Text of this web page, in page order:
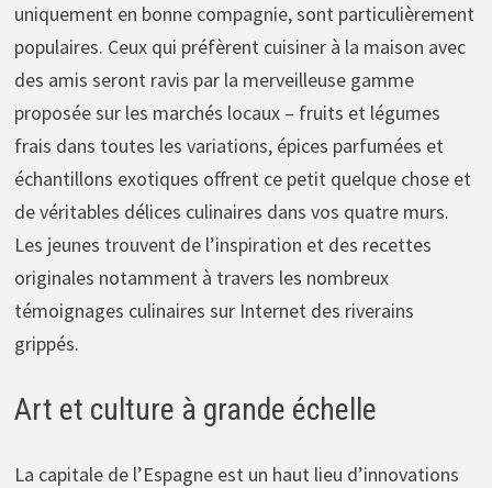
uniquement en bonne compagnie, sont particulièrement
populaires. Ceux qui préfèrent cuisiner à la maison avec
des amis seront ravis par la merveilleuse gamme
proposée sur les marchés locaux – fruits et légumes
frais dans toutes les variations, épices parfumées et
échantillons exotiques offrent ce petit quelque chose et
de véritables délices culinaires dans vos quatre murs.
Les jeunes trouvent de l’inspiration et des recettes
originales notamment à travers les nombreux
témoignages culinaires sur Internet des riverains
grippés.
Art et culture à grande échelle
La capitale de l’Espagne est un haut lieu d’innovations